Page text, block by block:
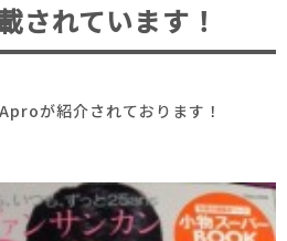
されています！
が紹介されております！